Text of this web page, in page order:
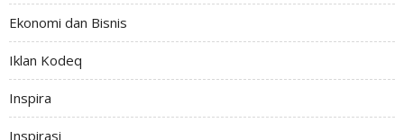
Ekonomi dan Bisnis
Iklan Kodeq
Inspira
Inspirasi